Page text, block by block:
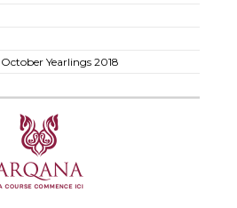
Yearlings 2018